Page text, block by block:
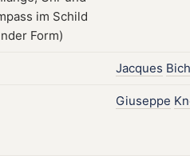
Jacques
Giuseppe